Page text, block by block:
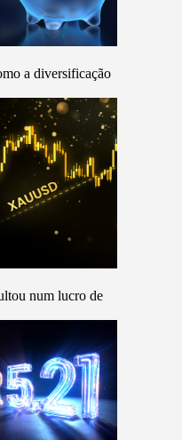
a diversificação
num lucro de